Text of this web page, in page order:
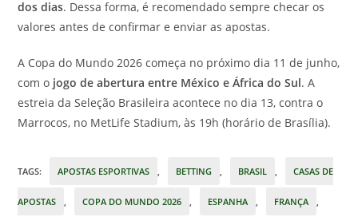
dos dias. Dessa forma, é recomendado sempre checar os
valores antes de confirmar e enviar as apostas.
A Copa do Mundo 2026 começa no próximo dia 11 de junho,
com o jogo de abertura entre México e África do Sul. A
estreia da Seleção Brasileira acontece no dia 13, contra o
Marrocos, no MetLife Stadium, às 19h (horário de Brasília).
TAGS: APOSTAS ESPORTIVAS , BETTING , BRASIL , CASAS DE
APOSTAS , COPA DO MUNDO 2026 , ESPANHA , FRANÇA ,